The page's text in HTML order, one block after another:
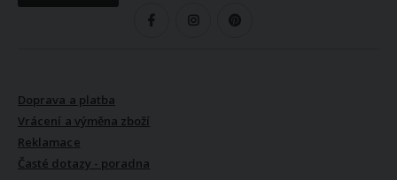
Doprava a platba
Vrácení a výměna zboží
Reklamace
Časté dotazy - poradna